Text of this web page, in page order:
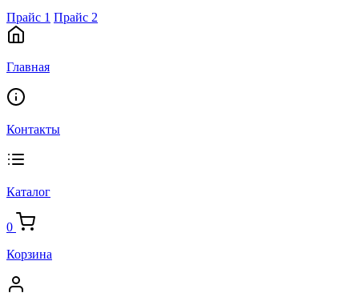
Прайс 1 Прайс 2
Главная
Контакты
Каталог
0
Корзина